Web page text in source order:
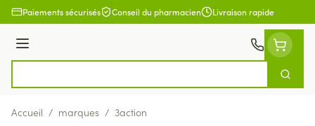
Aller au contenu
Paiements sécurisés Conseil du pharmacien Livraison rapide
Menu
Accueil / marques / 3action